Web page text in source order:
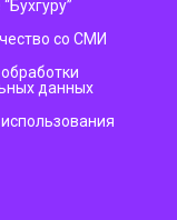
со СМИ
данных